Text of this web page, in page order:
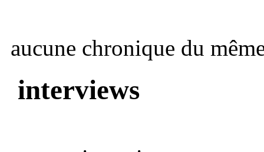
aucune chronique du
interviews